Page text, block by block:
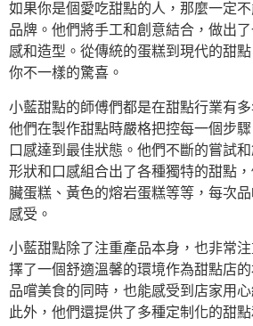
如果你是個愛吃甜點的人，那麼一定
品牌。他們將手工和創意結合，做出
感和造型。從傳統的蛋糕到現代的甜
你不一樣的驚喜。
小藍甜點的師傅們都是在甜點行業有
他們在製作甜點時嚴格把控每一個步
口感達到最佳狀態。他們不斷的嘗試
形狀和口感組合出了各種獨特的甜點
臟蛋糕、黃色的熔岩蛋糕等等，每次
感受。
小藍甜點除了注重產品本身，也非常
擇了一個舒適溫馨的環境作為甜點店
品嚐美食的同時，也能感受到店家用
此外，他們還提供了多種定制化的甜